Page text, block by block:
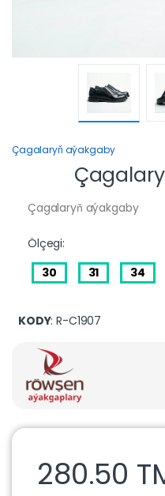
Çagalaryň aýakgaby
Çagalaryň aýakgaby
Ölçegi:
30
31 34
KODY: R-C1907
280.50